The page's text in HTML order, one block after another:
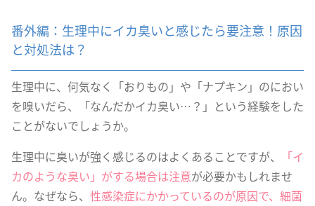
番外編：生理中にイカ臭いと感じたら要注意！原因
と対処法は？
生理中に、何気なく「おりもの」や「ナプキン」のにおい
を嗅いだら、「なんだかイカ臭い…？」という経験をした
ことがないでしょうか。
生理中に臭いが強く感じるのはよくあることですが、
「イ
カのような臭い」がする場合は注意が必要かもしれませ
ん。なぜなら、 性感染症にかかっているのが原因で、細菌